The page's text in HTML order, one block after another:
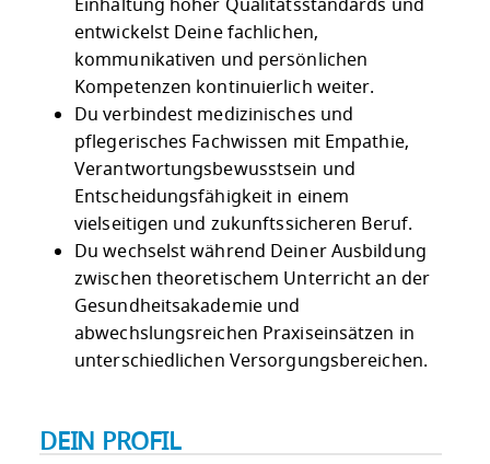
entwickelst Deine fachlichen,
kommunikativen und persönlichen
Kompetenzen kontinuierlich weiter.
Du verbindest medizinisches und
pflegerisches Fachwissen mit Empathie,
Verantwortungsbewusstsein und
Entscheidungsfähigkeit in einem
vielseitigen und zukunftssicheren Beruf.
Du wechselst während Deiner Ausbildung
zwischen theoretischem Unterricht an der
Gesundheitsakademie und
abwechslungsreichen Praxiseinsätzen in
unterschiedlichen Versorgungsbereichen.
DEIN PROFIL